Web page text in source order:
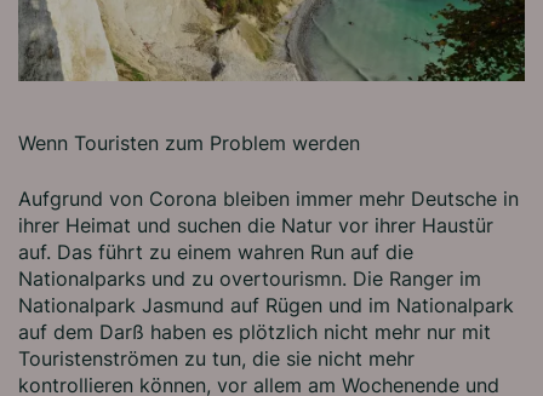
Wenn Touristen zum Problem werden
Aufgrund von Corona bleiben immer mehr Deutsche in
ihrer Heimat und suchen die Natur vor ihrer Haustür
auf. Das führt zu einem wahren Run auf die
Nationalparks und zu overtourismn. Die Ranger im
Nationalpark Jasmund auf Rügen und im Nationalpark
auf dem Darß haben es plötzlich nicht mehr nur mit
Touristenströmen zu tun, die sie nicht mehr
kontrollieren können, vor allem am Wochenende und